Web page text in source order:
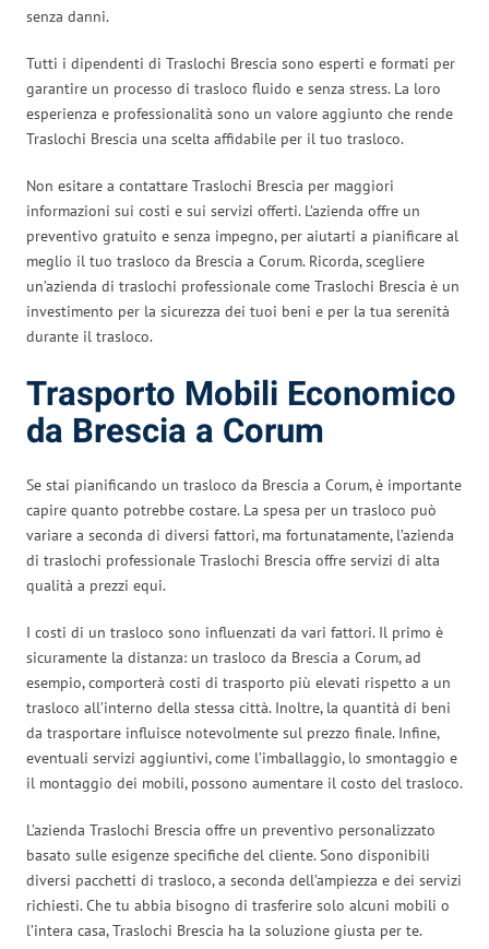
senza danni.
Tutti i dipendenti di Traslochi Brescia sono esperti e formati per
garantire un processo di trasloco fluido e senza stress. La loro
esperienza e professionalità sono un valore aggiunto che rende
Traslochi Brescia una scelta affidabile per il tuo trasloco.
Non esitare a contattare Traslochi Brescia per maggiori
informazioni sui costi e sui servizi offerti. L’azienda offre un
preventivo gratuito e senza impegno, per aiutarti a pianificare al
meglio il tuo trasloco da Brescia a Corum. Ricorda, scegliere
un’azienda di traslochi professionale come Traslochi Brescia è un
investimento per la sicurezza dei tuoi beni e per la tua serenità
durante il trasloco.
Trasporto Mobili Economico
da Brescia a Corum
Se stai pianificando un trasloco da Brescia a Corum, è importante
capire quanto potrebbe costare. La spesa per un trasloco può
variare a seconda di diversi fattori, ma fortunatamente, l’azienda
di traslochi professionale Traslochi Brescia offre servizi di alta
qualità a prezzi equi.
I costi di un trasloco sono influenzati da vari fattori. Il primo è
sicuramente la distanza: un trasloco da Brescia a Corum, ad
esempio, comporterà costi di trasporto più elevati rispetto a un
trasloco all’interno della stessa città. Inoltre, la quantità di beni
da trasportare influisce notevolmente sul prezzo finale. Infine,
eventuali servizi aggiuntivi, come l’imballaggio, lo smontaggio e
il montaggio dei mobili, possono aumentare il costo del trasloco.
L’azienda Traslochi Brescia offre un preventivo personalizzato
basato sulle esigenze specifiche del cliente. Sono disponibili
diversi pacchetti di trasloco, a seconda dell’ampiezza e dei servizi
richiesti. Che tu abbia bisogno di trasferire solo alcuni mobili o
l’intera casa, Traslochi Brescia ha la soluzione giusta per te.